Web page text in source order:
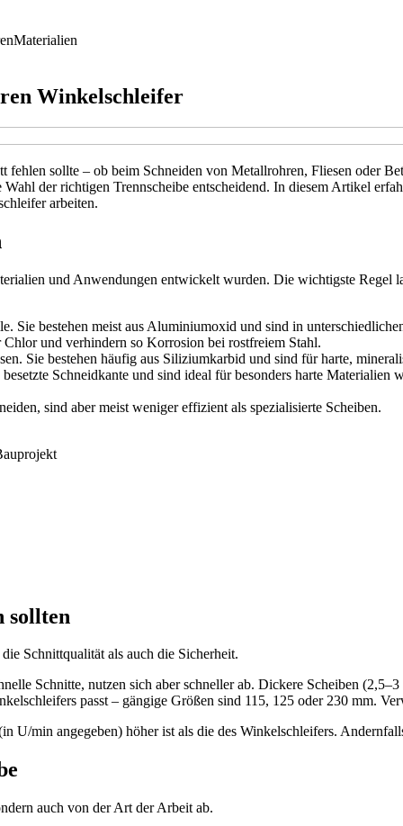
Materialien
Winkelschleifer
sollte – ob beim Schneiden von Metallrohren, Fliesen oder
der richtigen Trennscheibe entscheidend. In diesem Artikel
arbeiten.
und Anwendungen entwickelt wurden. Die wichtigste Regel
Sie bestehen meist aus Aluminiumoxid und sind in
und verhindern so Korrosion bei rostfreiem Stahl.
Sie bestehen häufig aus Siliziumkarbid und sind für harte,
Schneidkante und sind ideal für besonders harte
sind aber meist weniger effizient als spezialisierte Scheiben.
sollten
Schnittqualität als auch die Sicherheit.
Schnitte, nutzen sich aber schneller ab. Dickere Scheiben
passt – gängige Größen sind 115, 125 oder 230 mm.
U/min angegeben) höher ist als die des Winkelschleifers.
auch von der Art der Arbeit ab.